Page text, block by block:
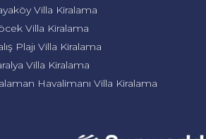
Villa Kiralama
Villa Kiralama
Plajı Villa Kiralama
Villa Kiralama
Havalimanı Villa Kiralama